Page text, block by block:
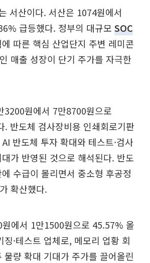
서산이다. 서산은 1074원에서
급등했다. 정부의 대규모 SOC
따른 핵심 산업단지 주변 레미콘
매출 성장이 단기 주가를 자극한
3200원에서 7만8700원으로
. 반도체 검사장비용 인쇄회로기판
반도체 투자 확대와 테스트·검사
가 반영된 것으로 해석된다. 반도
수급이 몰리면서 중소형 후공정
확산했다.
에서 1만1500원으로 45.57% 올
·테스트 업체로, 메모리 업황 회
물량 확대 기대가 주가를 끌어올린